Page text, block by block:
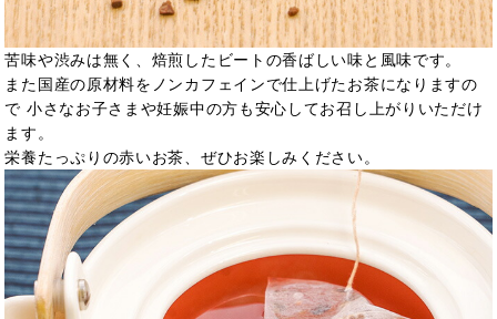
苦味や渋みは無く、焙煎したビートの香ばしい味と風味です。
また国産の原材料をノンカフェインで仕上げたお茶になりますの
で 小さなお子さまや妊娠中の方も安心してお召し上がりいただけ
ます。
栄養たっぷりの赤いお茶、ぜひお楽しみください。